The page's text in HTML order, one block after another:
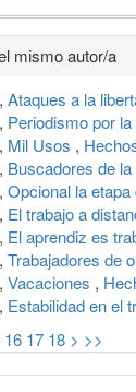
mismo autor/a
Ataques a la
Periodismo por
Mil Usos ,
Buscadores de la
Opcional la
El trabajo a
El aprendiz es
Trabajadores de
Vacaciones ,
Estabilidad en el
16 17 18 > >>